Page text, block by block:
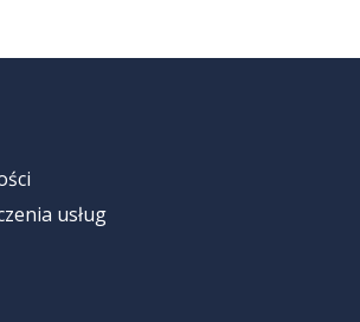
usług